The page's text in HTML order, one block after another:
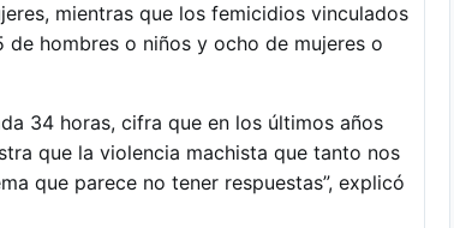
mientras que los femicidios vinculados
hombres o niños y ocho de mujeres o
34 horas, cifra que en los últimos años
que la violencia machista que tanto nos
que parece no tener respuestas”, explicó